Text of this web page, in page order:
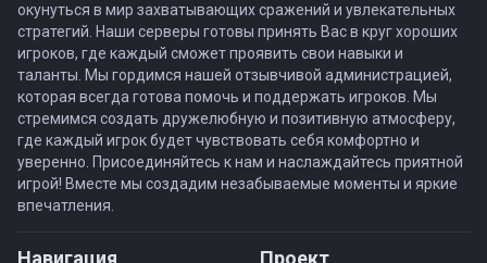
окунуться в мир захватывающих сражений и увлекательных
стратегий. Наши серверы готовы принять Вас в круг хороших
игроков, где каждый сможет проявить свои навыки и
таланты. Мы гордимся нашей отзывчивой администрацией,
которая всегда готова помочь и поддержать игроков. Мы
стремимся создать дружелюбную и позитивную атмосферу,
где каждый игрок будет чувствовать себя комфортно и
уверенно. Присоединяйтесь к нам и наслаждайтесь приятной
игрой! Вместе мы создадим незабываемые моменты и яркие
впечатления.
Навигация Проект